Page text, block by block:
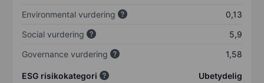
Environmental vurdering
0,13
Social vurdering
5,9
Governance vurdering
1,58
ESG risikokategori Ubetydelig